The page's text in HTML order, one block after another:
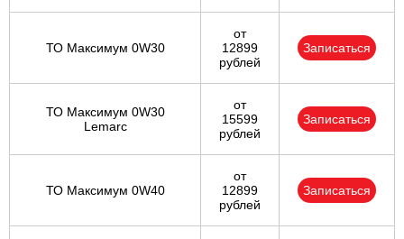
ТО Максимум 0W30
от
12899
рублей
Записаться
ТО Максимум 0W30
Lemarc
от
15599
рублей
Записаться
ТО Максимум 0W40
от
12899
рублей
Записаться